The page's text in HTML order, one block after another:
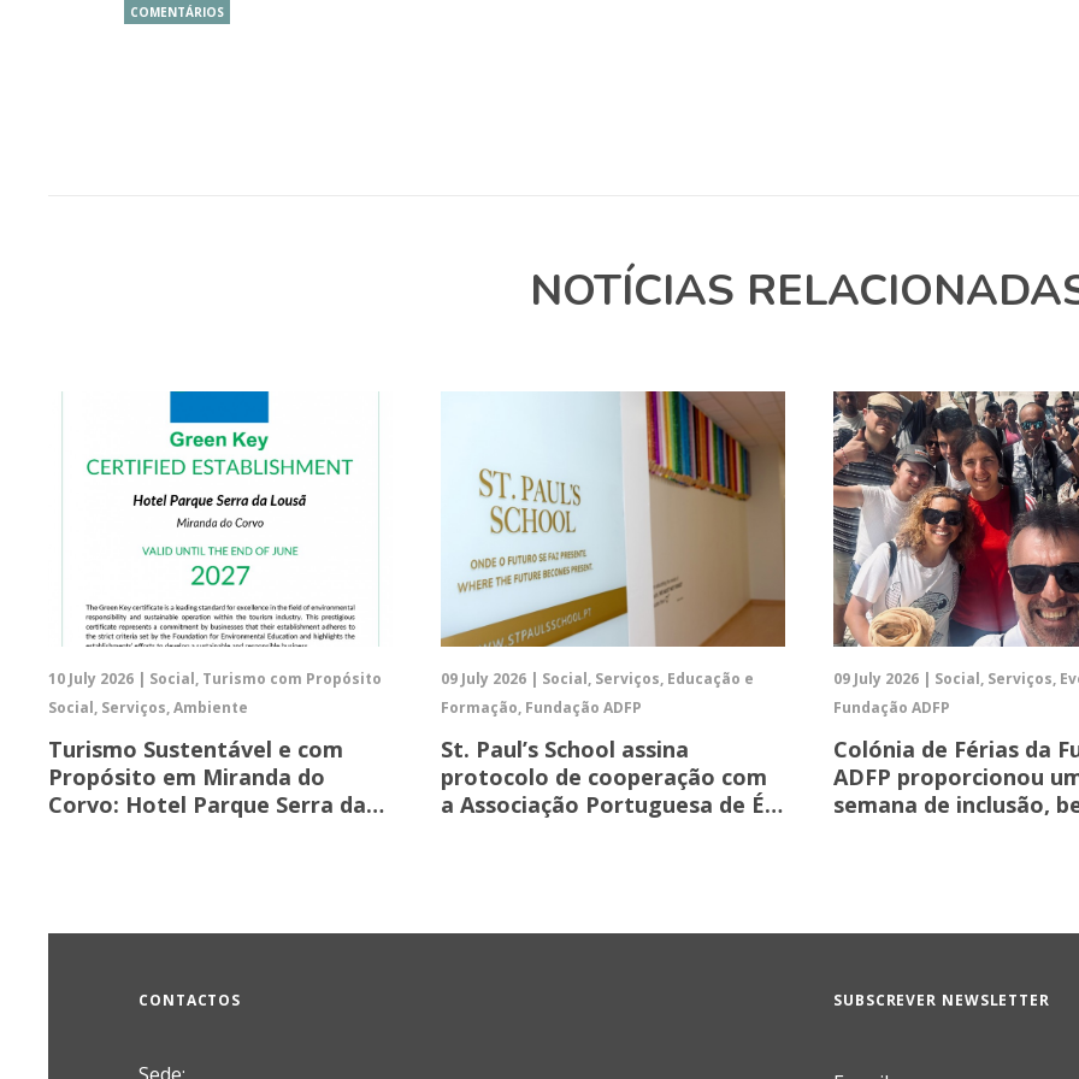
COMENTÁRIOS
NOTÍCIAS
10 July 2026 | Social, Turismo com Propósito
Social, Serviços, Ambiente
Turismo Sustentável e com
Propósito em Miranda do
Corvo: Hotel Parque Serra da…
09 July 2026 | Social, Serviços, Educação e
Formação, Fundação ADFP
St. Paul’s School assina
protocolo de cooperação com
a Associação Portuguesa de É…
09 July 2026 | Social, Serviços,
Fundação ADFP
Colónia de Férias da
ADFP proporcionou
semana de inclusão,
CONTACTOS SUBSCREVER NEWSLETTER